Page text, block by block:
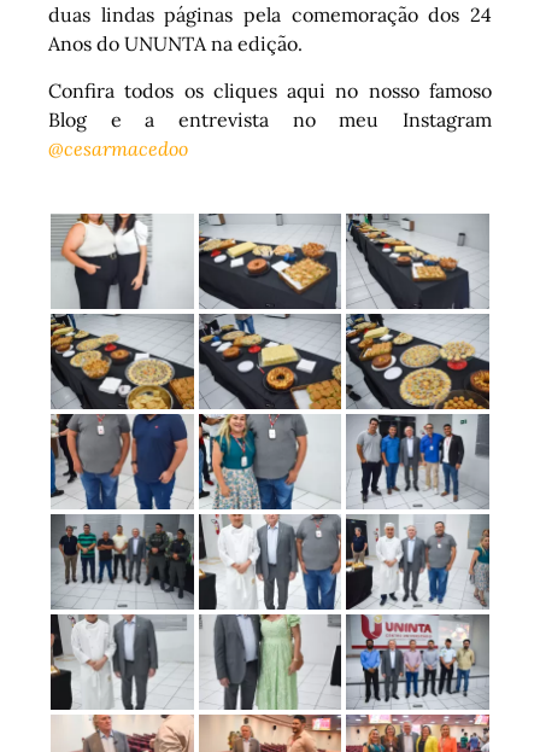
duas lindas páginas pela comemoração dos 24
Anos do UNUNTA na edição.
Confira todos os cliques aqui no nosso famoso
Blog e a entrevista no meu Instagram
@cesarmacedoo